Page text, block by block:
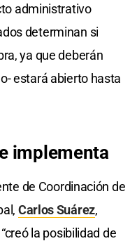
administrativo
determinan si
ya que deberán
estará abierto hasta
implementa
de Coordinación de
Carlos Suárez,
la posibilidad de